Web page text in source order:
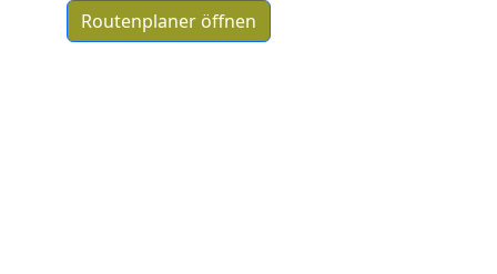
Routenplaner öffnen